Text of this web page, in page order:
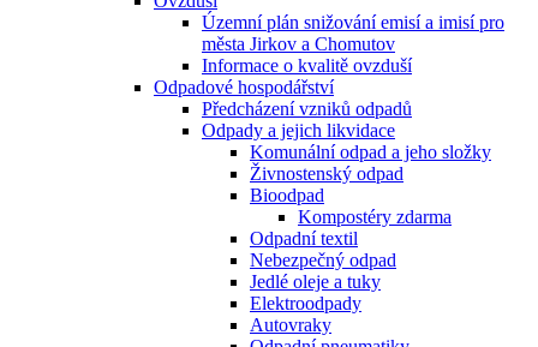
Územní plán snižování emisí a imisí pro
města Jirkov a Chomutov
Informace o kvalitě ovzduší
Odpadové hospodářství
Předcházení vzniků odpadů
Odpady a jejich likvidace
Komunální odpad a jeho složky
Živnostenský odpad
Bioodpad
Kompostéry zdarma
Odpadní textil
Nebezpečný odpad
Jedlé oleje a tuky
Elektroodpady
Autovraky